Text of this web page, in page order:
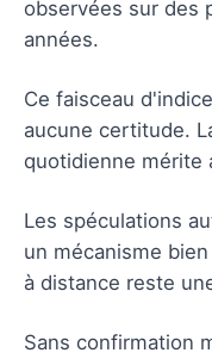
observées sur des
années.
Ce faisceau
aucune certitude.
quotidienne mérite
Les spéculations
un mécanisme
à distance reste
Sans confirmation